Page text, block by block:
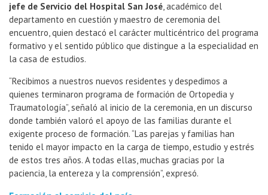
jefe de Servicio del Hospital San José, académico del
departamento en cuestión y maestro de ceremonia del
encuentro, quien destacó el carácter multicéntrico del programa
formativo y el sentido público que distingue a la especialidad en
la casa de estudios.
“Recibimos a nuestros nuevos residentes y despedimos a
quienes terminaron programa de formación de Ortopedia y
Traumatología”, señaló al inicio de la ceremonia, en un discurso
donde también valoró el apoyo de las familias durante el
exigente proceso de formación. “Las parejas y familias han
tenido el mayor impacto en la carga de tiempo, estudio y estrés
de estos tres años. A todas ellas, muchas gracias por la
paciencia, la entereza y la comprensión”, expresó.